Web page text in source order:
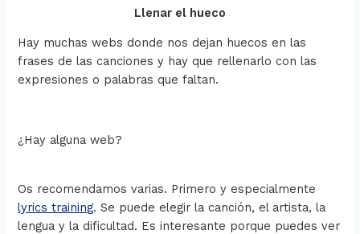
Llenar el hueco
Hay muchas webs donde nos dejan huecos en las
frases de las canciones y hay que rellenarlo con las
expresiones o palabras que faltan.
¿Hay alguna web?
Os recomendamos varias. Primero y especialmente
lyrics training. Se puede elegir la canción, el artista, la
lengua y la dificultad. Es interesante porque puedes ver